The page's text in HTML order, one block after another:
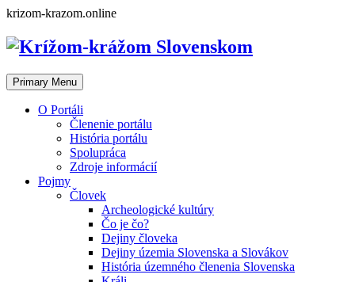
Skip
content
krizom-krazom.online
Primary Menu
O Portáli
Členenie portálu
História portálu
Spolupráca
Zdroje informácií
Pojmy
Človek
Archeologické kultúry
Čo je čo?
Dejiny človeka
Dejiny územia Slovenska a Slovákov
História územného členenia Slovenska